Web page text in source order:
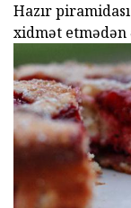
Hazır
xidmət etmədən